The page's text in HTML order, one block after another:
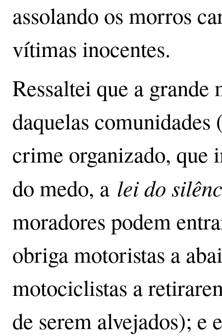
assolando os morros
vítimas inocentes.
Ressaltei que a
daquelas
crime organizado, que
do medo, a lei do
moradores podem
obriga motoristas a
motociclistas a
de serem alvejados); e